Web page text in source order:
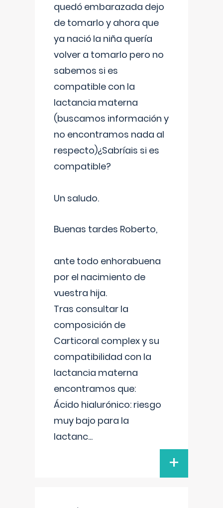
quedó embarazada dejo
de tomarlo y ahora que
ya nació la niña quería
volver a tomarlo pero no
sabemos si es
compatible con la
lactancia materna
(buscamos información y
no encontramos nada al
respecto)¿Sabríais si es
compatible?
Un saludo.
Buenas tardes Roberto,
ante todo enhorabuena
por el nacimiento de
vuestra hija.
Tras consultar la
composición de
Carticoral complex y su
compatibilidad con la
lactancia materna
encontramos que:
Ácido hialurónico: riesgo
muy bajo para la
lactanc...
+